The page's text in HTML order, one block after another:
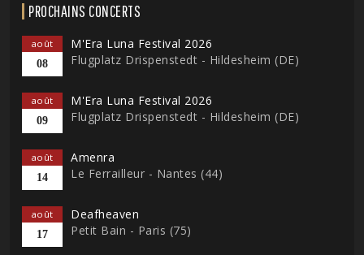
PROCHAINS CONCERTS
août
08
M'Era Luna Festival 2026
Flugplatz Drispenstedt - Hildesheim (DE)
août
09
M'Era Luna Festival 2026
Flugplatz Drispenstedt - Hildesheim (DE)
août
14
Amenra
Le Ferrailleur - Nantes (44)
août
17
Deafheaven
Petit Bain - Paris (75)